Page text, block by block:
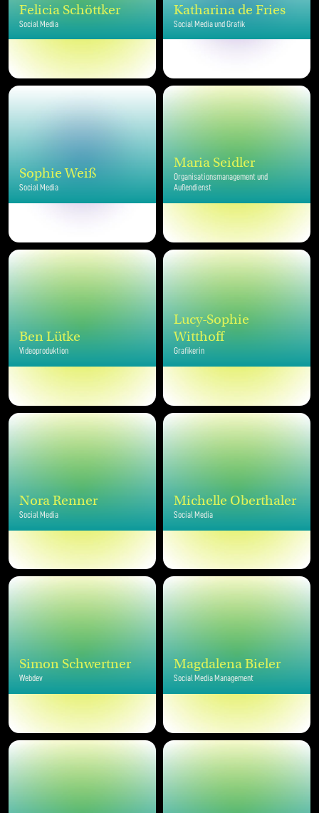
Felicia Schöttker
Social Media
Katharina de Fries
Social Media und Grafik
Sophie Weiß
Social Media
Maria Seidler
Organisationsmanagement und
Außendienst
Ben Lütke
Videoproduktion
Lucy-Sophie
Witthoff
Grafikerin
Nora Renner
Social Media
Michelle Oberthaler
Social Media
Simon Schwertner
Webdev
Magdalena Bieler
Social Media Management